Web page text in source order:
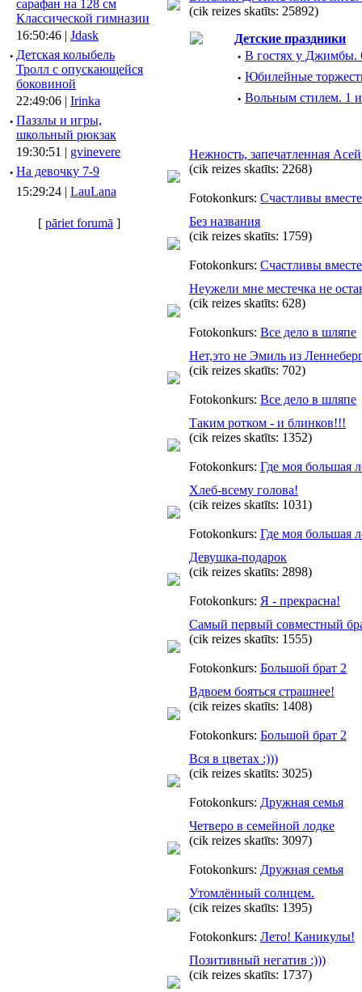
сарафан на 128 см
Классической гимназии
16:50:46 | Jdask
· Детская колыбель
Тролл с опускающейся
боковиной
22:49:06 | Irinka
· Паззлы и игры,
школьный рюкзак
19:30:51 | gvinevere
· Hа девочку 7-9
15:29:24 | LauLana
[ pāriet forumā ]
(cik reizes skatīts: 25892)
Детские праздники
· В гостях у Джимбы.
· Юбилейные
· Вольным стилем. 1 и
Нежность, запечатленная
(cik reizes skatīts: 2268)
Fotokonkurs: Счастливы вместе
Без названия
(cik reizes skatīts: 1759)
Fotokonkurs: Счастливы вместе
Неужели мне местечка не
(cik reizes skatīts: 628)
Fotokonkurs: Все дело в шляпе
Нет,это не Эмиль из
(cik reizes skatīts: 702)
Fotokonkurs: Все дело в шляпе
Таким ротком - и блинков!!!
(cik reizes skatīts: 1352)
Fotokonkurs: Где моя большая
Хлеб-всему голова!
(cik reizes skatīts: 1031)
Fotokonkurs: Где моя большая
Девушка-подарок
(cik reizes skatīts: 2898)
Fotokonkurs: Я - прекрасна!
Самый первый совместный
(cik reizes skatīts: 1555)
Fotokonkurs: Большой брат 2
Вдвоем бояться страшнее!
(cik reizes skatīts: 1408)
Fotokonkurs: Большой брат 2
Вся в цветах :)))
(cik reizes skatīts: 3025)
Fotokonkurs: Дружная семья
Четверо в семейной лодке
(cik reizes skatīts: 3097)
Fotokonkurs: Дружная семья
Утомлённый солнцем.
(cik reizes skatīts: 1395)
Fotokonkurs: Лето! Каникулы!
Позитивный негатив :)))
(cik reizes skatīts: 1737)